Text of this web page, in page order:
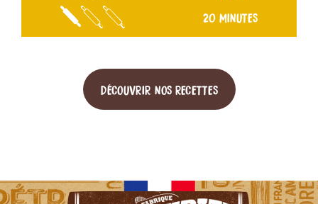
20 MINUTES
DÉCOUVRIR NOS RECETTES